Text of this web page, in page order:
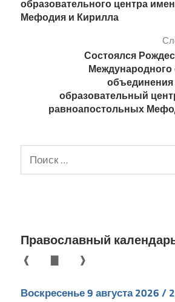
записям
образовательного центра
Мефодия и Кирилла
Состоялся
объединения
образовательный
равноапостольных
Поиск
для:
Православный
❰ ❱
Воскресенье 9 августа 2026 /